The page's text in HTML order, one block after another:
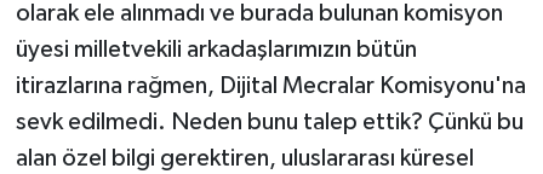
olarak ele alınmadı ve burada bulunan komisyon
üyesi milletvekili arkadaşlarımızın bütün
itirazlarına rağmen, Dijital Mecralar Komisyonu'na
sevk edilmedi. Neden bunu talep ettik? Çünkü bu
alan özel bilgi gerektiren, uluslararası küresel